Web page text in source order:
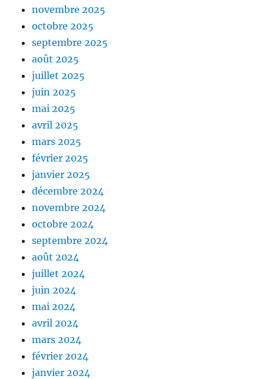
novembre 2025
octobre 2025
septembre 2025
août 2025
juillet 2025
juin 2025
mai 2025
avril 2025
mars 2025
février 2025
janvier 2025
décembre 2024
novembre 2024
octobre 2024
septembre 2024
août 2024
juillet 2024
juin 2024
mai 2024
avril 2024
mars 2024
février 2024
janvier 2024